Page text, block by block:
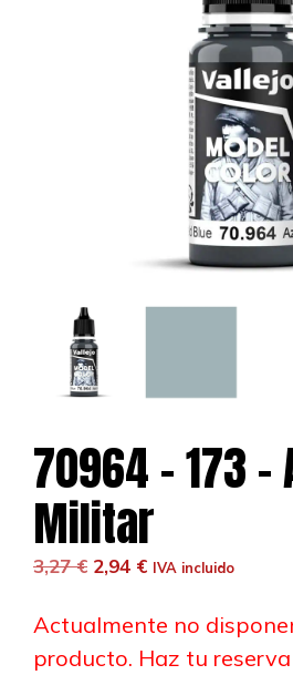
70964 – 173 –
Militar
3,27€ El
original
era:
2,94 €El
actual
es:
IVA incluido
Actualmente no
producto. Haz tu